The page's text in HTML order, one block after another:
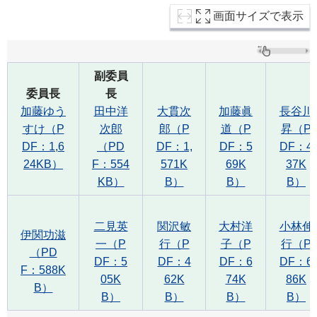
画面サイズで表示
委員長
加藤ゆう
すけ（P
DF：1,6
24KB）
副委員
長
田中洋
次郎
（PD
F：554
KB）
大貫次
郎（P
DF：1,
571K
B）
加藤眞
道（P
DF：5
69K
B）
長谷川
昇（P
DF：4
37K
B）
伊関功滋
（PD
F：588K
B）
二見英
一（P
DF：5
05K
B）
関沢敏
行（P
DF：4
62K
B）
大村洋
子（P
DF：6
74K
B）
小林伸
行（P
DF：6
86K
B）